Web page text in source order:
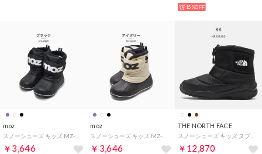
15%OFF
moz
￥3,646
moz
￥3,646
THE NORTH FACE
スノーシューズ キッズ ヌプシ ブーティ ロゴ ショート NFJ52280 the north face K Nuptse Bootie Logo Short 防水 耐水 保温 防寒 （ブラック）
￥12,870